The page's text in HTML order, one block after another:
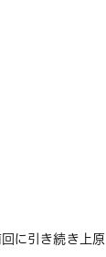
に引き続き上原